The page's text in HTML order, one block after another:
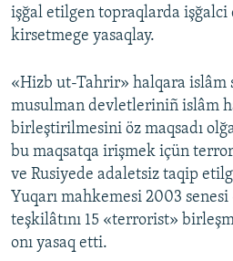
işğal etilgen topraqlarda işğalci
kirsetmege yasaqlay.
«Hizb ut-Tahrir» halqara islâm
musulman devletleriniñ islâm
birleştirilmesini öz maqsadı
bu maqsatqa irişmek içün
ve Rusiyede adaletsiz taqip
Yuqarı mahkemesi 2003
teşkilâtını 15 «terrorist»
onı yasaq etti.